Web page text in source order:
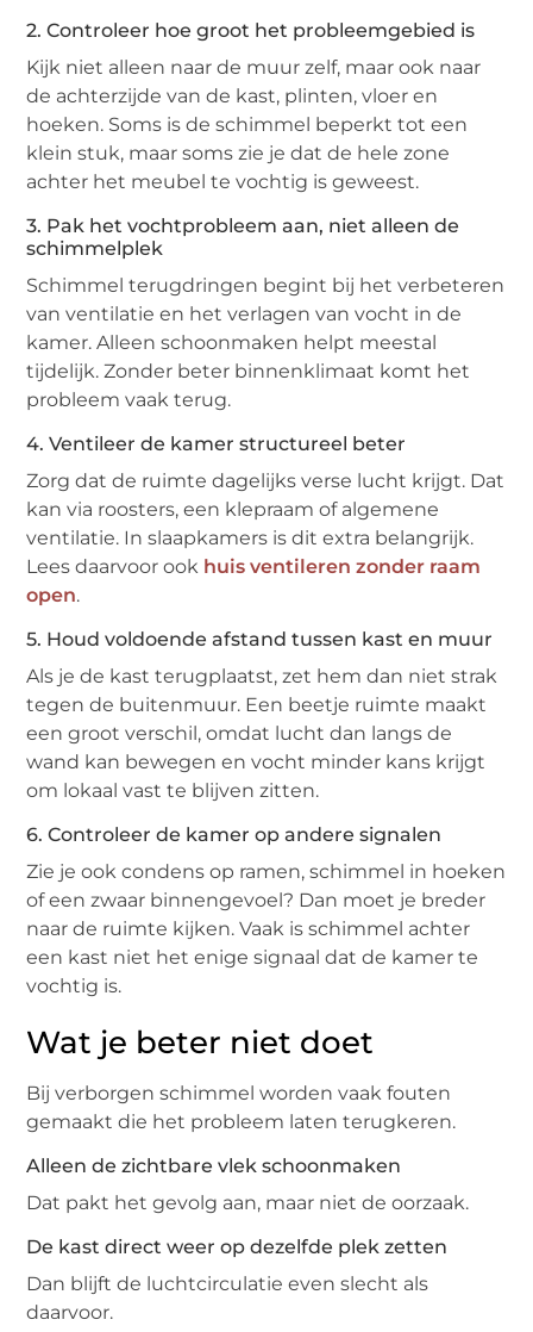
2. Controleer hoe groot het probleemgebied is
Kijk niet alleen naar de muur zelf, maar ook naar
de achterzijde van de kast, plinten, vloer en
hoeken. Soms is de schimmel beperkt tot een
klein stuk, maar soms zie je dat de hele zone
achter het meubel te vochtig is geweest.
3. Pak het vochtprobleem aan, niet alleen de
schimmelplek
Schimmel terugdringen begint bij het verbeteren
van ventilatie en het verlagen van vocht in de
kamer. Alleen schoonmaken helpt meestal
tijdelijk. Zonder beter binnenklimaat komt het
probleem vaak terug.
4. Ventileer de kamer structureel beter
Zorg dat de ruimte dagelijks verse lucht krijgt. Dat
kan via roosters, een klepraam of algemene
ventilatie. In slaapkamers is dit extra belangrijk.
Lees daarvoor ook huis ventileren zonder raam
open.
5. Houd voldoende afstand tussen kast en muur
Als je de kast terugplaatst, zet hem dan niet strak
tegen de buitenmuur. Een beetje ruimte maakt
een groot verschil, omdat lucht dan langs de
wand kan bewegen en vocht minder kans krijgt
om lokaal vast te blijven zitten.
6. Controleer de kamer op andere signalen
Zie je ook condens op ramen, schimmel in hoeken
of een zwaar binnengevoel? Dan moet je breder
naar de ruimte kijken. Vaak is schimmel achter
een kast niet het enige signaal dat de kamer te
vochtig is.
Wat je beter niet doet
Bij verborgen schimmel worden vaak fouten
gemaakt die het probleem laten terugkeren.
Alleen de zichtbare vlek schoonmaken
Dat pakt het gevolg aan, maar niet de oorzaak.
De kast direct weer op dezelfde plek zetten
Dan blijft de luchtcirculatie even slecht als
daarvoor.